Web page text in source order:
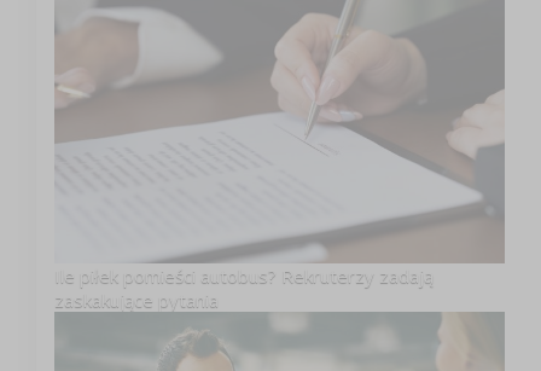
Ile piłek pomieści autobus? Rekruterzy zadają
zaskakujące pytania